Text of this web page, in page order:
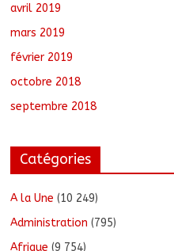
avril 2019
mars 2019
février 2019
octobre 2018
septembre 2018
Catégories
A la Une (10 249)
Administration (795)
Afrique (9 754)